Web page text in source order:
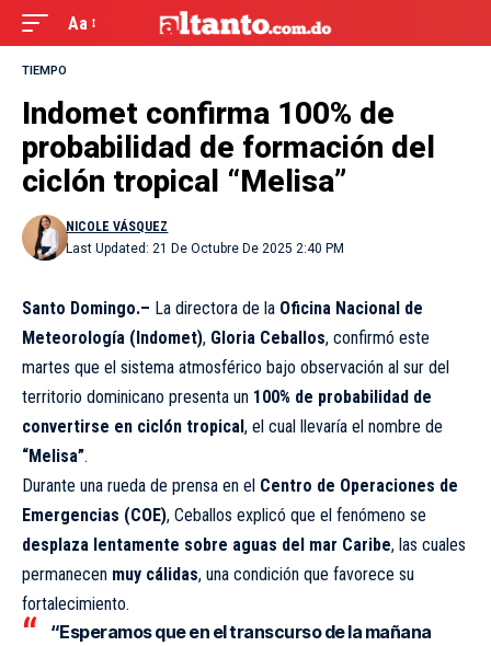
Aa
TIEMPO
Indomet confirma 100% de
probabilidad de formación del
ciclón tropical “Melisa”
Last Updated: 21 De Octubre De 2025 2:40 PM
NICOLE VÁSQUEZ
Santo Domingo.– La directora de la Oficina Nacional de
Meteorología (Indomet), Gloria Ceballos, confirmó este
martes que el sistema atmosférico bajo observación al sur del
territorio dominicano presenta un 100% de probabilidad de
convertirse en ciclón tropical, el cual llevaría el nombre de
“Melisa”.
Durante una rueda de prensa en el Centro de Operaciones de
Emergencias (COE), Ceballos explicó que el fenómeno se
desplaza lentamente sobre aguas del mar Caribe, las cuales
permanecen muy cálidas, una condición que favorece su
fortalecimiento.
“Esperamos que en el transcurso de la mañana